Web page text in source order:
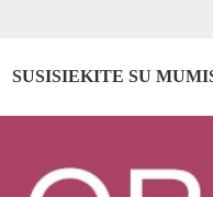
SUSISIEKITE SU